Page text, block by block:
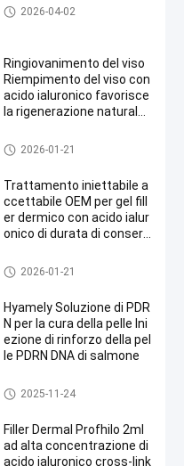
riempitore cutaneo dell'acido i
aluronico
2026-04-02
Ringiovanimento del viso
Riempimento del viso con
acido ialuronico favorisce
la rigenerazione naturale
anile
riempitore cutaneo dell'acido i
aluronico
2026-01-21
Trattamento iniettabile a
ccettabile OEM per gel fill
er dermico con acido ialur
onico di durata di conserv
ovanimento della pelle e il
ripristino del volume
riempitore cutaneo dell'acido i
aluronico
2026-01-21
Hyamely Soluzione di PDR
N per la cura della pelle Ini
ezione di rinforzo della pel
le PDRN DNA di salmone
estetico2025-11-24
Filler Dermal Profhilo 2ml
ad alta concentrazione di
acido ialuronico cross-link